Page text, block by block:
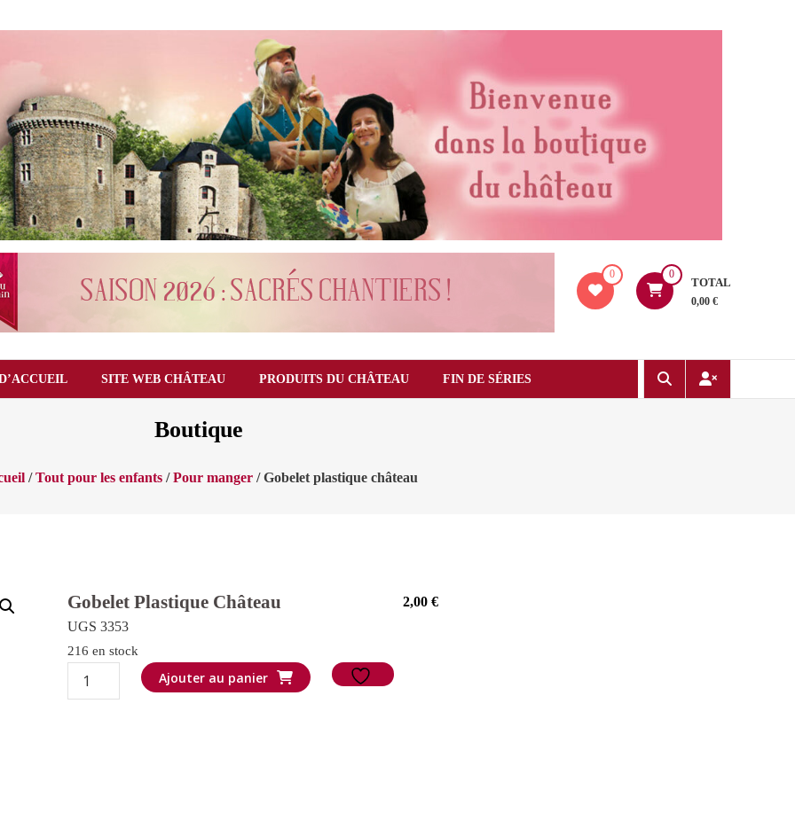
0 0
TOTAL
0,00 €
SITE WEB CHÂTEAU PRODUITS DU CHÂTEAU FIN DE SÉRIES
Boutique
/Tout pour les enfants/Pour manger/ Gobelet plastique château
Gobelet Plastique Château 2,00 €
UGS 3353
216 en stock
quantité
de
Ajouter au panier